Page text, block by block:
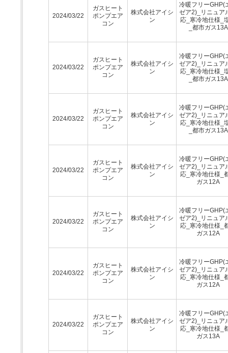
2024/03/22
ガスヒート
ポンプエア
コン
株式会社アイシ
ン
冷暖フリーGHP(
ゼア2)_リニュア
応_寒冷地仕様_
_都市ガス13A
2024/03/22
ガスヒート
ポンプエア
コン
株式会社アイシ
ン
冷暖フリーGHP(
ゼア2)_リニュア
応_寒冷地仕様_
_都市ガス13A
2024/03/22
ガスヒート
ポンプエア
コン
株式会社アイシ
ン
冷暖フリーGHP(
ゼア2)_リニュア
応_寒冷地仕様_
_都市ガス13A
2024/03/22
ガスヒート
ポンプエア
コン
株式会社アイシ
ン
冷暖フリーGHP(
ゼア2)_リニュア
応_寒冷地仕様_
ガス12A
2024/03/22
ガスヒート
ポンプエア
コン
株式会社アイシ
ン
冷暖フリーGHP(
ゼア2)_リニュア
応_寒冷地仕様_
ガス12A
2024/03/22
ガスヒート
ポンプエア
コン
株式会社アイシ
ン
冷暖フリーGHP(
ゼア2)_リニュア
応_寒冷地仕様_
ガス12A
2024/03/22
ガスヒート
ポンプエア
コン
株式会社アイシ
ン
冷暖フリーGHP(
ゼア2)_リニュア
応_寒冷地仕様_
ガス13A